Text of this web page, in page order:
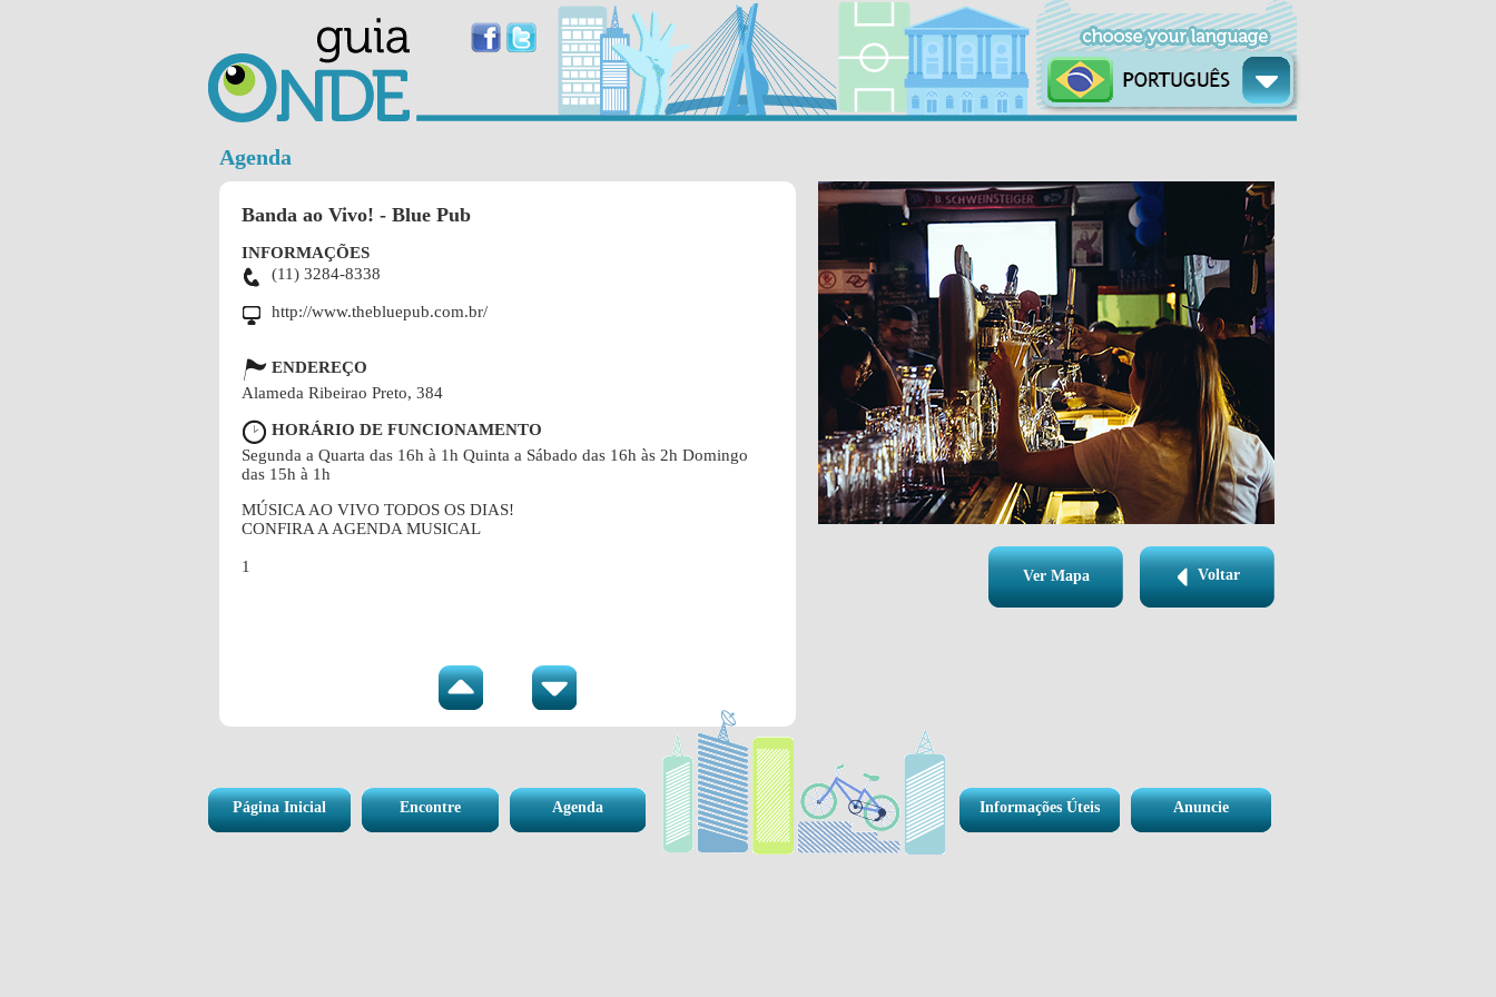
Agenda
Banda ao Vivo! - Blue Pub
INFORMAÇÕES
(11) 3284-8338
http://www.thebluepub.com.br/
ENDEREÇO
Alameda Ribeirao Preto, 384
HORÁRIO DE FUNCIONAMENTO
Segunda a Quarta das 16h à 1h Quinta a Sábado das 16h às 2h Domingo
das 15h à 1h
MÚSICA AO VIVO TODOS OS DIAS!
CONFIRA A AGENDA MUSICAL
1 Voltar
Ver Mapa
Página Inicial Encontre Agenda Informações Úteis Anuncie